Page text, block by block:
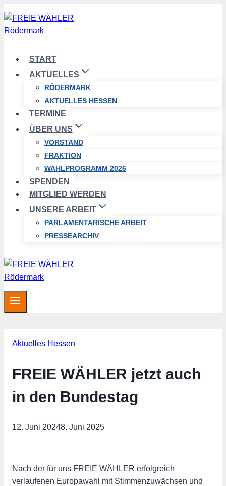
Zum
Inhalt
springen
START
AKTUELLES
RÖDERMARK
AKTUELLES HESSEN
TERMINE
ÜBER UNS
VORSTAND
FRAKTION
WAHLPROGRAMM 2026
SPENDEN
MITGLIED WERDEN
UNSERE ARBEIT
PARLAMENTARISCHE ARBEIT
PRESSEARCHIV
Aktuelles Hessen
FREIE WÄHLER jetzt auch
in den Bundestag
12. Juni 20248. Juni 2025
Nach der für uns FREIE WÄHLER erfolgreich
verlaufenen Europawahl mit Stimmenzuwächsen und